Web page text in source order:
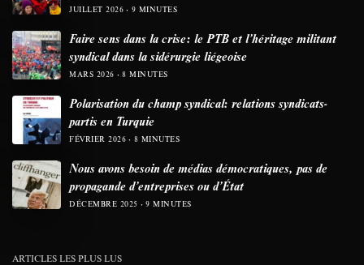
JUILLET 2026 9 MINUTES
Faire sens dans la crise: le PTB et l’héritage militant
syndical dans la sidérurgie liégeoise
MARS 2026 8 MINUTES
Polarisation du champ syndical: relations syndicats-
partis en Turquie
FÉVRIER 2026 8 MINUTES
Nous avons besoin de médias démocratiques, pas de
propagande d’entreprises ou d’État
DÉCEMBRE 2025 9 MINUTES
ARTICLES LES PLUS LUS